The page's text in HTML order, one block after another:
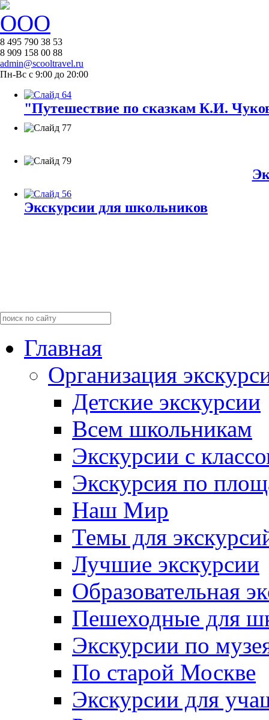
8 495 790 38 53
8 909 158 00 88
admin@scooltravel.ru
Пн-Вс с 9:00 до 20:00
"Путешествие по сказкам К.И.
Экскурсии для школьников
Главная
Организация
Детские экскурсии
Всем школьникам
Экскурсии c
Экскурсия по
Наш Мир
Темы для
Лучшие экскурсии
Образовательная
Пешеходные для
Экскурсии по
По старой Москве
Экскурсии для